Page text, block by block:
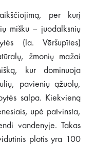
per kurį
mišku – juodalksnių
(la. Vēršupītes)
žmonių mažai
kur dominuoja
pavienių ąžuolų,
salpa. Kiekvieną
upė patvinsta,
vandenyje. Takas
plotis yra 100